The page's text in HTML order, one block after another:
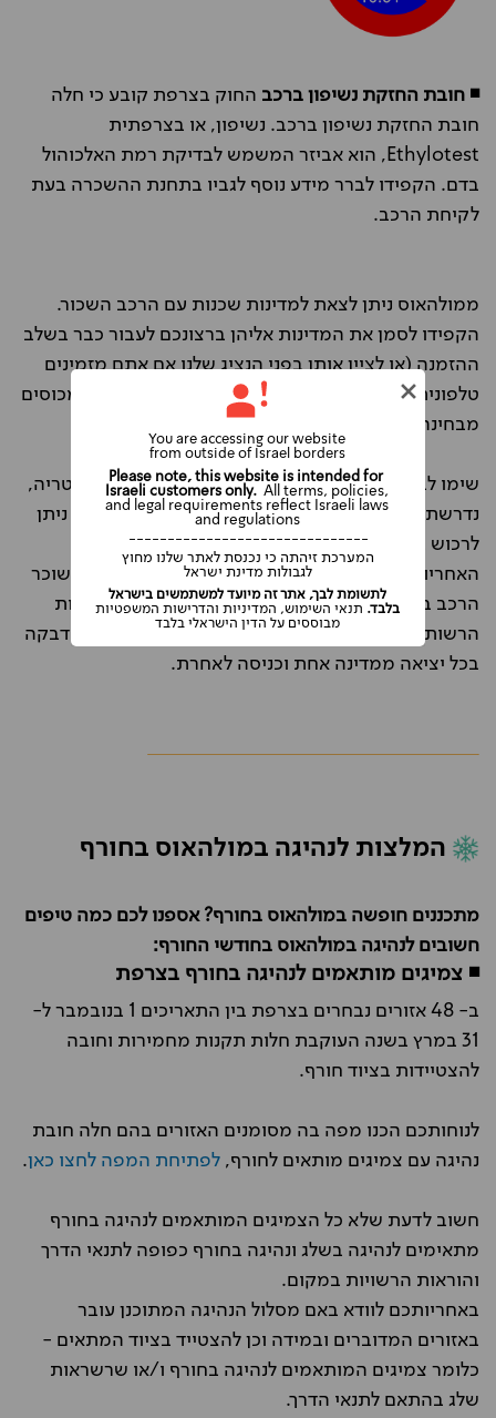
◾ חובת החזקת נשיפון ברכב החוק בצרפת קובע כי חלה
חובת החזקת נשיפון ברכב. נשיפון, או בצרפתית
Ethylotest, הוא אביזר המשמש לבדיקת רמת האלכוהול
בדם. הקפידו לברר מידע נוסף לגביו בתחנת ההשכרה בעת
לקיחת הרכב.
ממולהאוס ניתן לצאת למדינות שכנות עם הרכב השכור.
הקפידו לסמן את המדינות אליהן ברצונכם לעבור כבר בשלב
ההזמנה (או לציין אותן בפני הנציג שלנו אם אתם מזמינים
טלפונית), ע"מ שתקבלו אישור בכתב מהספק ותהיו מכוסים
מבחינה ביטוחית ומבחינת שירות הדרכים.
שימו לב שבחלק מהמדינות באירופה, כמו שוויץ ואוסטריה,
נדרשת מדבקה מיוחדת לנסיעה באוטוסטרדות, אותה ניתן
לרכוש בקיוסקים במעברי הגבול.
האחריות לרכישת מדבקה ושימוש נכון בה מוטלת על שוכר
הרכב בלבד, ולכן יש להקפיד להדביקה בהתאם להנחיות
הרשות המקומית. הקפידו לברר על הצורך ברכישת מדבקה
בכל יציאה ממדינה אחת וכניסה לאחרת.
המלצות לנהיגה במולהאוס בחורף
מתכננים חופשה במולהאוס בחורף? אספנו לכם כמה טיפים
חשובים לנהיגה במולהאוס בחודשי החורף:
◾ צמיגים מותאמים לנהיגה בחורף בצרפת
ב- 48 אזורים נבחרים בצרפת בין התאריכים 1 בנובמבר ל-
31 במרץ בשנה העוקבת חלות תקנות מחמירות וחובה
להצטיידות בציוד חורף.
לנוחותכם הכנו מפה בה מסומנים האזורים בהם חלה חובת
נהיגה עם צמיגים מותאים לחורף, לפתיחת המפה לחצו כאן.
חשוב לדעת שלא כל הצמיגים המותאמים לנהיגה בחורף
מתאימים לנהיגה בשלג ונהיגה בחורף כפופה לתנאי הדרך
והוראות הרשויות במקום.
באחריותכם לוודא באם מסלול הנהיגה המתוכנן עובר
באזורים המדוברים ובמידה וכן להצטייד בציוד המתאים -
כלומר צמיגים המותאמים לנהיגה בחורף ו/או שרשראות
שלג בהתאם לתנאי הדרך.
Please note, this website is intended for
Israeli customers only.All terms, policies,
and legal requirements reflect Israeli laws
and regulations
-------------------------------
המערכת זיהתה כי נכנסת לאתר שלנו מחוץ
לגבולות מדינת ישראל
You are accessing our website
from outside of Israel borders
לתשומת לבך, אתר זה מיועד למשתמשים בישראל
בלבד. תנאי השימוש, המדיניות והדרישות המשפטיות
מבוססים על הדין הישראלי בלבד